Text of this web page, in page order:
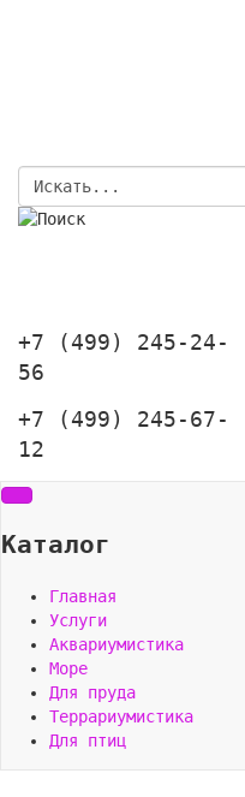
+7 (499) 245-24-
56
+7 (499) 245-67-
12
Каталог
Главная
Услуги
Аквариумистика
Море
Для пруда
Террариумистика
Для птиц